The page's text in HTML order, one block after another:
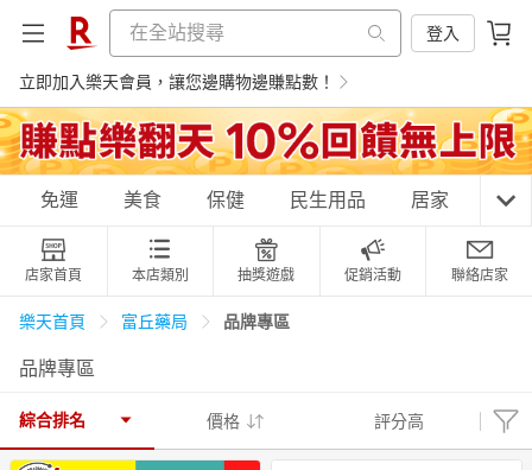
登入
立即加入樂天會員，讓您邊購物邊賺點數！
購物網分類
天天免運 美食蛋糕
居家生活 3C家電 親子玩具
免運 美食 保健 民生用品 居家 3C
店家首頁 本店類別 抽獎遊戲 促銷活動 聯絡店家
樂天首頁 富丘藥局 品牌專區
品牌專區
綜合排名 價格 評分高